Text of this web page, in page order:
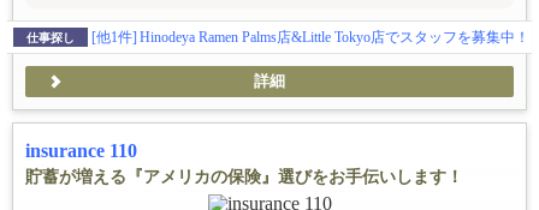
仕事探し [他1件] Hinodeya Ramen Palms店&Little Tokyo店でスタッフを募集中！
詳細
insurance 110
貯蓄が増える『アメリカの保険』選びをお手伝いします！